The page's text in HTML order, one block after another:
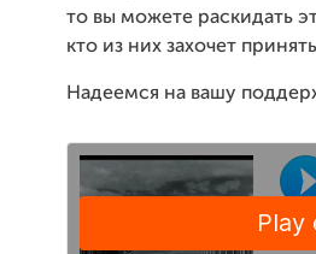
то вы можете раскидать
кто из них захочет
Надеемся на вашу